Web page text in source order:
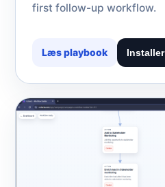
first follow-up workflow.
Læs playbook Installer